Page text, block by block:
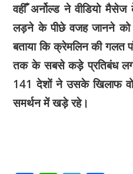
वहीँ अर्नोल्ड ने वीडियो
लड़ने के पीछे वजह जानने को
बताया कि क्रेमलिन की गलत
तक के सबसे कड़े प्रतिबंध
141 देशों ने उसके खिलाफ
समर्थन में खड़े रहे।